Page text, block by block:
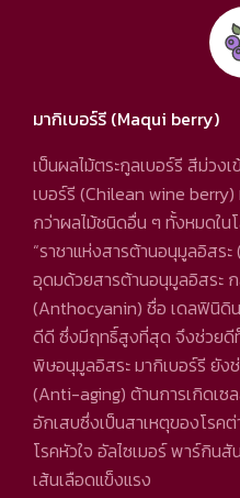
มากิเบอร์รี (Maqui berry)
เป็นผลไม้ตระกูลเบอร์รี สีม่วง
เบอร์รี (Chilean wine
กว่าผลไม้ชนิดอื่น ๆ ทั้งหมดใน
“ราชาแห่งสารต้านอนุมูลอิสร
อุดมด้วยสารต้านอนุมูลอิสระ
(Anthocyanin) ชื่อ เดลฟินิดิ
ดีดี ซึ่งมีฤทธิ์สูงที่สุด จึงช่วยดี
พิษอนุมูลอิสระ มากิเบอร์รี ยัง
(Anti-aging) ต้านการเกิดเซ
อักเสบซึ่งเป็นสาเหตุของโร
โรคหัวใจ อัลไซเมอร์ พาร์กิน
เส้นเลือดแข็งแรง